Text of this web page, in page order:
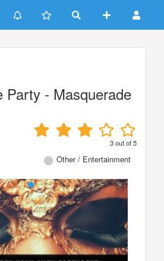
Party - Masquerade
3out of5
Other / Entertainment